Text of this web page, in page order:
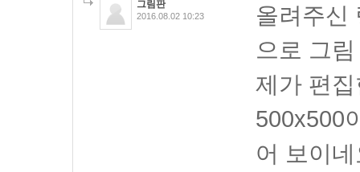
그림판
2016.08.02 10:23
올려주신
으로 그
제가 편
500x500
어 보이